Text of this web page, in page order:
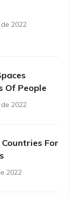
2022
Of People
2022
For
2022